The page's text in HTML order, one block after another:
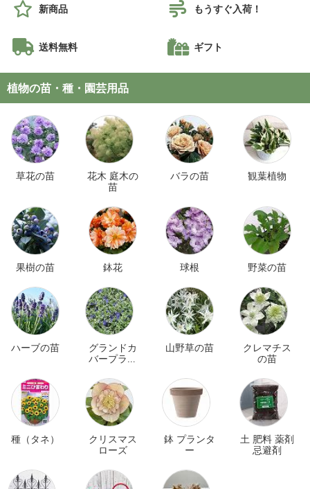
新商品 もうすぐ入荷！
送料無料 ギフト
植物の苗・種・園芸用品
草花の苗
花木 庭木の
苗
バラの苗 観葉植物
果樹の苗 鉢花 球根 野菜の苗
ハーブの苗
グランドカ
バープラン
山野草の苗
クレマチス
の苗
種（タネ）
クリスマス
ローズ
鉢 プランタ
ー
土 肥料 薬剤
忌避剤